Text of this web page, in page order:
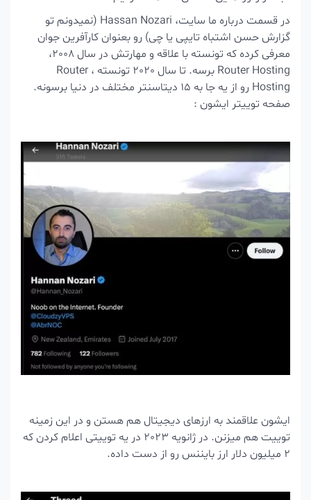
در قسمت درباره ما سایت، Hassan Nozari (نمیدونم تو
گزارش حسن اشتباه تایپی یا چی) رو بعنوان کارآفرین جوان
معرفی کرده که تونسته با علاقه و مهارتش در سال 2008،
Router Hosting برسه. تا سال 2020 تونسته ، Router
Hosting رو از یه جا به 15 دیتاسنتر مختلف در دنیا برسونه.
صفحه توییتر ایشون :
ایشون علاقمند به ارزهای دیجیتال هم هستن و در این زمینه
توییت هم میزنن. در ژانویه 2023 در یه توییتی اعلام کردن که